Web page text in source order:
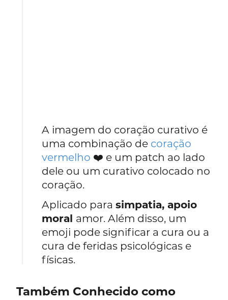
A imagem do coração curativo é
uma combinação de coração
vermelho ❤️ e um patch ao lado
dele ou um curativo colocado no
coração.
Aplicado parasimpatia, apoio
moral amor. Além disso, um
emoji pode significar a cura ou a
cura de feridas psicológicas e
físicas.
Também Conhecido como